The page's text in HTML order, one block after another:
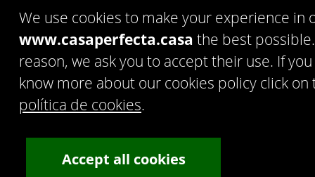
Tel:+34 928 30 38 77/+34 928 30 38 79
Términos y Condiciones legales
Política de privacidad
We use cookies to make your experience in
www.casaperfecta.casa the best
reason, we ask you to accept their use. If
know more about our cookies policy click on
política de cookies.
Accept all cookies